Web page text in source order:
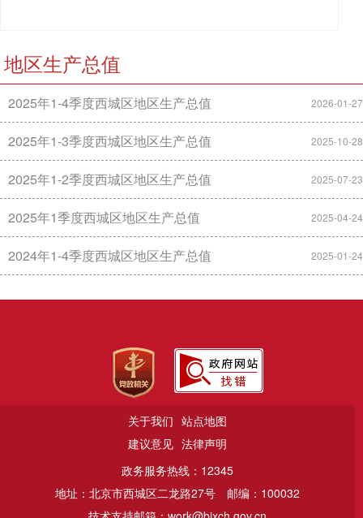
地区生产总值
2025年1-4季度西城区地区生产总值 2026-01-27
2025年1-3季度西城区地区生产总值 2025-10-28
2025年1-2季度西城区地区生产总值 2025-07-23
2025年1季度西城区地区生产总值 2025-04-24
2024年1-4季度西城区地区生产总值 2025-01-24
关于我们 站点地图
建议意见 法律声明
政务服务热线：12345
地址：北京市西城区二龙路27号
邮编：100032